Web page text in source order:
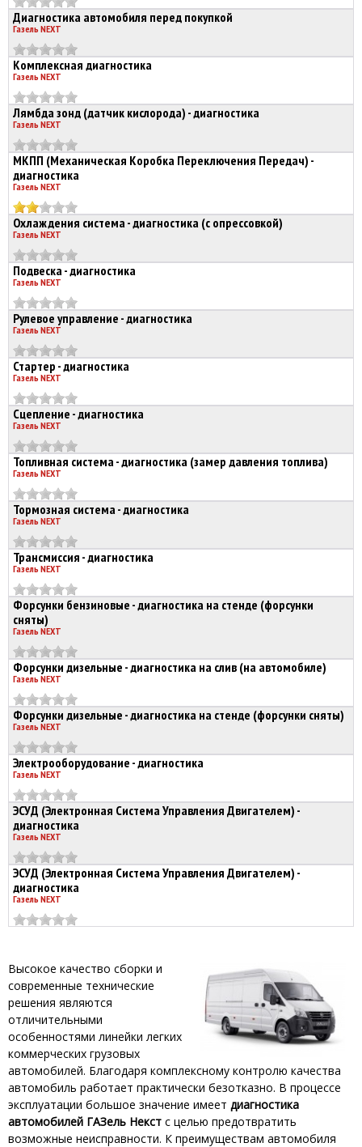
Диагностика автомобиля перед покупкой
Газель NEXT
Комплексная диагностика
Газель NEXT
Лямбда зонд (датчик кислорода) - диагностика
Газель NEXT
МКПП (Механическая Коробка Переключения Передач) -
диагностика
Газель NEXT
Охлаждения система - диагностика (с опрессовкой)
Газель NEXT
Подвеска - диагностика
Газель NEXT
Рулевое управление - диагностика
Газель NEXT
Стартер - диагностика
Газель NEXT
Сцепление - диагностика
Газель NEXT
Топливная система - диагностика (замер давления топлива)
Газель NEXT
Тормозная система - диагностика
Газель NEXT
Трансмиссия - диагностика
Газель NEXT
Форсунки бензиновые - диагностика на стенде (форсунки
сняты)
Газель NEXT
Форсунки дизельные - диагностика на слив (на автомобиле)
Газель NEXT
Форсунки дизельные - диагностика на стенде (форсунки сняты)
Газель NEXT
Электрооборудование - диагностика
Газель NEXT
ЭСУД (Электронная Система Управления Двигателем) -
диагностика
Газель NEXT
ЭСУД (Электронная Система Управления Двигателем) -
диагностика
Газель NEXT
Высокое качество сборки и
современные технические
решения являются
отличительными
особенностями линейки легких
коммерческих грузовых
автомобилей. Благодаря комплексному контролю качества
автомобиль работает практически безотказно. В процессе
эксплуатации большое значение имеет диагностика
автомобилей ГАЗель Некст с целью предотвратить
возможные неисправности. К преимуществам автомобиля